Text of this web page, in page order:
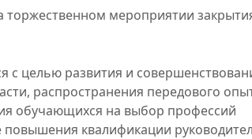
мероприятии
с целью развития и
распространения передового
обучающихся на выбор профессий
повышения квалификации